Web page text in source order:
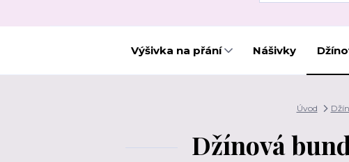
Výšivka na přání Nášivky
Úvod
Džínová